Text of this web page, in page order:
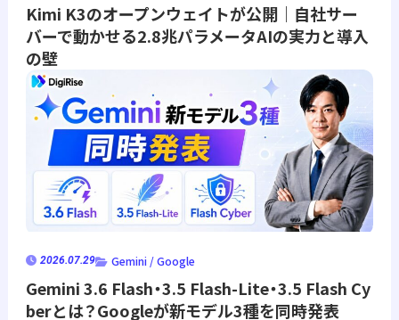
Kimi K3のオープンウェイトが公開｜自社サー
バーで動かせる2.8兆パラメータAIの実力と導入
の壁
2026.07.29 Gemini / Google
Gemini 3.6 Flash・3.5 Flash-Lite・3.5 Flash Cy
berとは？Googleが新モデル3種を同時発表